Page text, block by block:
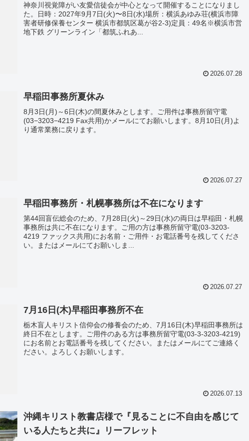
神奈川視覚障がい友愛信徒会が中心となって開催することになりまし
た。日時：2027年9月7日(火)〜8日(水)場所：横浜あゆみ荘(横浜市障
害者研修保養センター 横浜市都筑区葛が谷2-3)定員：49名※横浜市営
地下鉄 グリーンライン「都筑ふれあ...
2026.07.28
早稲田事務所夏休み
8月3日(月)～6日(木)の間夏休みとします。ご用件は事務所留守電
(03−3203−4219 Fax共用)かメールにてお願いします。8月10日(月)よ
り通常業務に戻ります。
2026.07.27
早稲田事務所・札幌事務所は不在になります
第44回盲伝総会のため、7月28日(火)～29日(水)の両日は早稲田・札幌
事務所は共に不在になります。ご用の方は事務所留守電(03-3203-
4219 ファックス共用)にお名前・ご用件・お電話番号を残してくださ
い。またはメールにてお願いしま...
2026.07.27
7月16日(木)早稲田事務所不在
栃木盲人キリスト信仰会の修養会のため、7月16日(木)早稲田事務所は
終日不在とします。ご用件のある方は事務所留守電(03-3-3203-4219)
にお名前とお電話番号を残してください。またはメールにてご連絡く
ださい。よろしくお願いします。
2026.07.13
沖縄キリスト教書店様で『見ることに不自由を感じて
いる人たちと共に』リーフレット